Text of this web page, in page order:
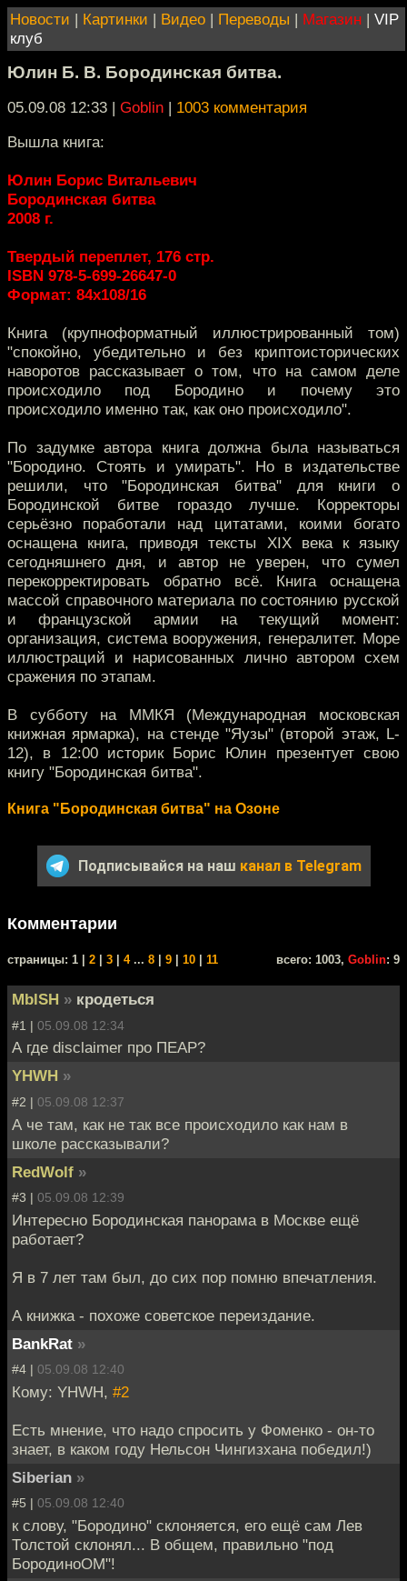
Новости | Картинки | Видео | Переводы | Магазин | VIP
клуб
Юлин Б. В. Бородинская битва.
05.09.08 12:33 | Goblin | 1003 комментария
Вышла книга:
Юлин Борис Витальевич
Бородинская битва
2008 г.
Твердый переплет, 176 стр.
ISBN 978-5-699-26647-0
Формат: 84x108/16
Книга (крупноформатный иллюстрированный том)
"спокойно, убедительно и без криптоисторических
наворотов рассказывает о том, что на самом деле
происходило под Бородино и почему это
происходило именно так, как оно происходило".
По задумке автора книга должна была называться
"Бородино. Стоять и умирать". Но в издательстве
решили, что "Бородинская битва" для книги о
Бородинской битве гораздо лучше. Корректоры
серьёзно поработали над цитатами, коими богато
оснащена книга, приводя тексты XIX века к языку
сегодняшнего дня, и автор не уверен, что сумел
перекорректировать обратно всё. Книга оснащена
массой справочного материала по состоянию русской
и французской армии на текущий момент:
организация, система вооружения, генералитет. Море
иллюстраций и нарисованных лично автором схем
сражения по этапам.
В субботу на ММКЯ (Международная московская
книжная ярмарка), на стенде "Яузы" (второй этаж, L-
12), в 12:00 историк Борис Юлин презентует свою
книгу "Бородинская битва".
Книга "Бородинская битва" на Озоне
Подписывайся на наш канал в Telegram
Комментарии
cтраницы: 1 | 2 3 4... 8 9 10 11 всего: 1003, Goblin: 9
MblSH » кродеться
#1 | 05.09.08 12:34
А где disclaimer про ПЕАР?
YHWH »
#2 | 05.09.08 12:37
А че там, как не так все происходило как нам в
школе рассказывали?
RedWolf »
#3 | 05.09.08 12:39
Интересно Бородинская панорама в Москве ещё
работает?
Я в 7 лет там был, до сих пор помню впечатления.
А книжка - похоже советское переиздание.
BankRat »
#4 | 05.09.08 12:40
Кому: YHWH, #2
Есть мнение, что надо спросить у Фоменко - он-то
знает, в каком году Нельсон Чингизхана победил!)
Siberian »
#5 | 05.09.08 12:40
к слову, "Бородино" склоняется, его ещё сам Лев
Толстой склонял... В общем, правильно "под
БородиноОМ"!